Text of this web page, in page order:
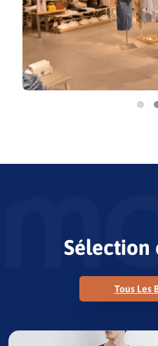
Sélection
Tous Les